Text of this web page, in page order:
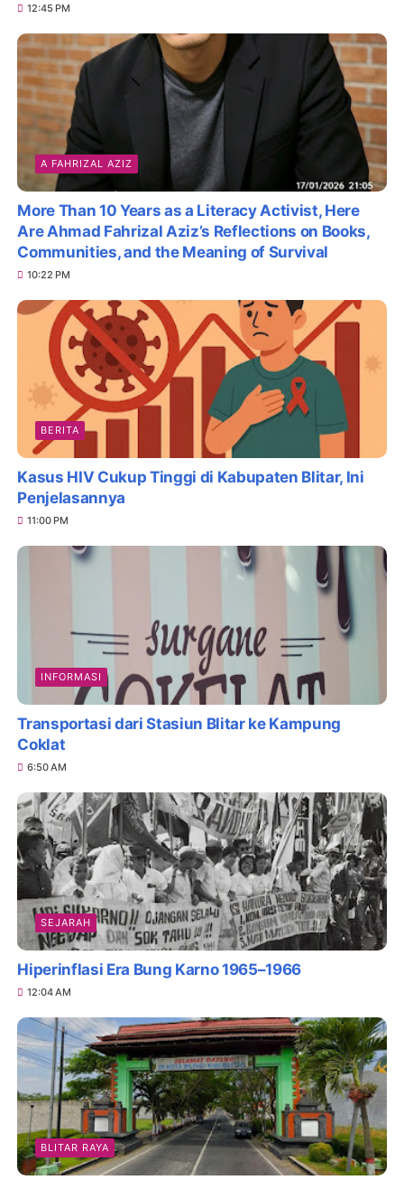
12:45 PM
A FAHRIZAL AZIZ
More Than 10 Years as a Literacy Activist, Here
Are Ahmad Fahrizal Aziz’s Reflections on Books,
Communities, and the Meaning of Survival
10:22 PM
BERITA
Kasus HIV Cukup Tinggi di Kabupaten Blitar, Ini
Penjelasannya
11:00 PM
INFORMASI
Transportasi dari Stasiun Blitar ke Kampung
Coklat
6:50 AM
SEJARAH
Hiperinflasi Era Bung Karno 1965–1966
12:04 AM
BLITAR RAYA